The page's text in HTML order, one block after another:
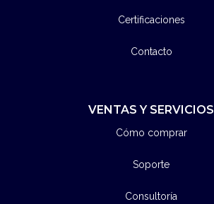
Certificaciones
Contacto
VENTAS Y SERVICIOS
Cómo comprar
Soporte
Consultoría